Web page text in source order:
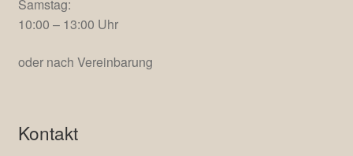
Montag
14:00 – 17:00 Uhr
ausserMittwoch (Ruhetag)